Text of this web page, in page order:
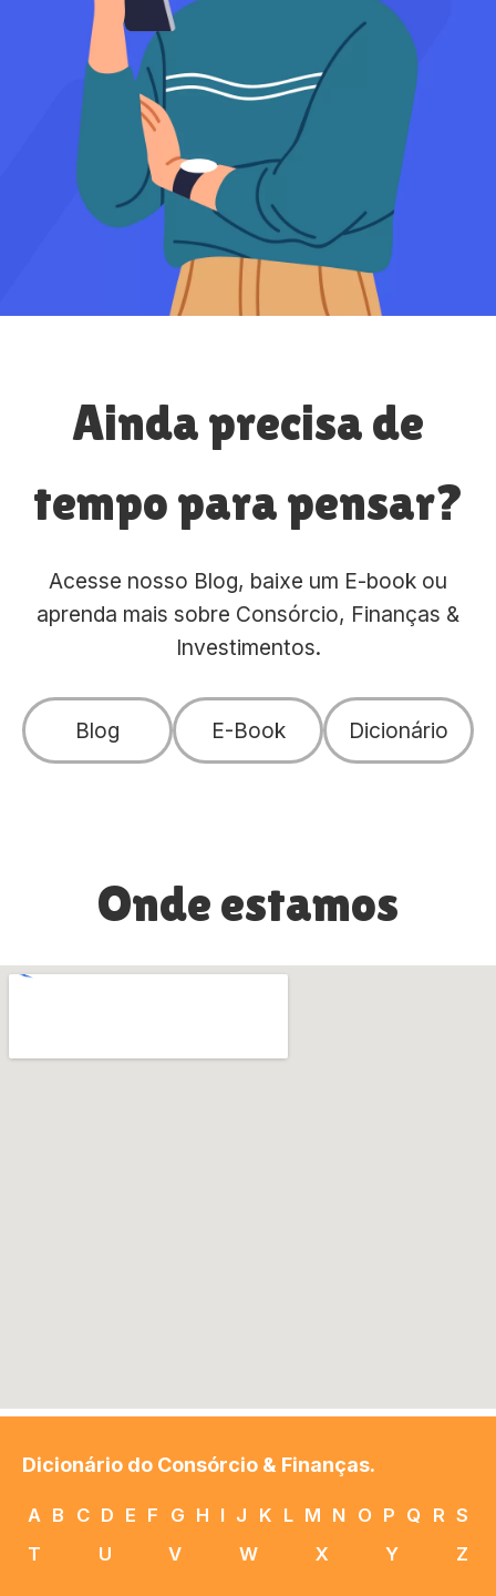
Ainda precisa de
tempo para pensar?
Acesse nosso Blog, baixe um E-book ou
aprenda mais sobre Consórcio, Finanças &
Investimentos.
Blog E-Book Dicionário
Onde estamos
Dicionário do Consórcio & Finanças.
A B C D E F G H I J K L M N O P Q R S
T
U V W X Y Z